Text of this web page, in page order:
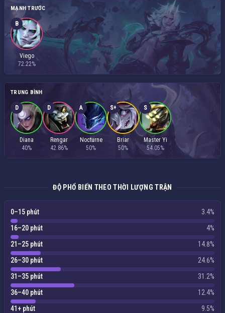
MẠNH TRƯỚC
B
Viego
72.22%
TRUNG BÌNH
D
Diana
40%
D
Rengar
42.86%
A
Nocturne
50%
S+
Briar
50%
S
Master Yi
54.05%
ĐỘ PHỔ BIẾN THEO THỜI LƯỢNG TRẬN
0–15 phút
3.4%
16–20 phút
4%
21–25 phút
14.8%
26–30 phút
24.6%
31–35 phút
31.2%
36–40 phút
12.4%
41+ phút
9.5%